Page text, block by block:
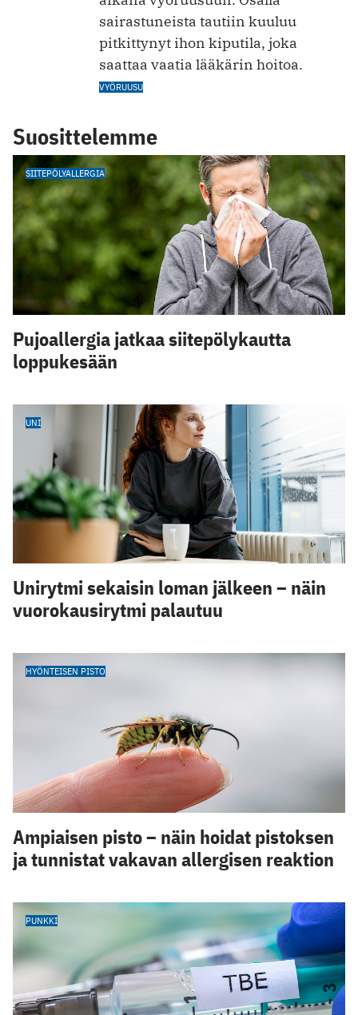
sairastuneista tautiin kuuluu
pitkittynyt ihon kiputila, joka
saattaa vaatia lääkärin hoitoa.
VYÖRUUSU
Suosittelemme
SIITEPÖLYALLERGIA
Pujoallergia jatkaa siitepölykautta
loppukesään
UNI
Unirytmi sekaisin loman jälkeen – näin
vuorokausirytmi palautuu
HYÖNTEISEN PISTO
Ampiaisen pisto – näin hoidat pistoksen
ja tunnistat vakavan allergisen reaktion
PUNKKI